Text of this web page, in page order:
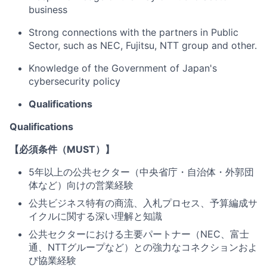
business
Strong connections with the partners in Public
Sector, such as NEC, Fujitsu, NTT group and other.
Knowledge of the Government of Japan's
cybersecurity policy
Qualifications
Qualifications
【必須条件（MUST）】
5年以上の公共セクター（中央省庁・自治体・外郭団
体など）向けの営業経験
公共ビジネス特有の商流、入札プロセス、予算編成サ
イクルに関する深い理解と知識
公共セクターにおける主要パートナー（NEC、富士
通、NTTグループなど）との強力なコネクションおよ
び協業経験